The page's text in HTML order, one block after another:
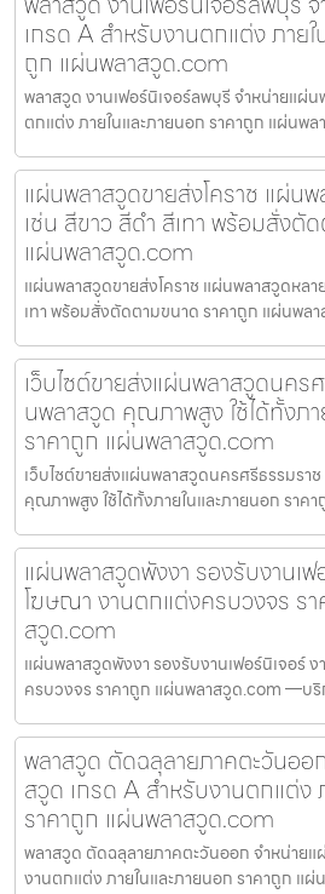
เกรด A สำหรับงานตกแต่ง ภาย
ถูก แผ่นพลาสวูด.com
พลาสวูด งานเฟอร์นิเจอร์ลพบุรี จำหน่ายแผ่
ตกแต่ง ภายในและภายนอก ราคาถูก แผ่นพ
แผ่นพลาสวูดขายส่งโคราช แผ่น
เช่น สีขาว สีดำ สีเทา พร้อมสั่งตั
แผ่นพลาสวูด.com
แผ่นพลาสวูดขายส่งโคราช แผ่นพลาสวูดหล
เทา พร้อมสั่งตัดตามขนาด ราคาถูก แผ่นพล
เว็บไซต์ขายส่งแผ่นพลาสวูดนคร
นพลาสวูด คุณภาพสูง ใช้ได้ทั้งภา
ราคาถูก แผ่นพลาสวูด.com
เว็บไซต์ขายส่งแผ่นพลาสวูดนครศรีธรรมรา
คุณภาพสูง ใช้ได้ทั้งภายในและภายนอก รา
แผ่นพลาสวูดพังงา รองรับงานเฟ
โฆษณา งานตกแต่งครบวงจร ร
สวูด.com
แผ่นพลาสวูดพังงา รองรับงานเฟอร์นิเจอร์
ครบวงจร ราคาถูก แผ่นพลาสวูด.com —บริ
พลาสวูด ตัดฉลุลายภาคตะวันออ
สวูด เกรด A สำหรับงานตกแต่ง
ราคาถูก แผ่นพลาสวูด.com
พลาสวูด ตัดฉลุลายภาคตะวันออก จำหน่ายแ
งานตกแต่ง ภายในและภายนอก ราคาถูก แ